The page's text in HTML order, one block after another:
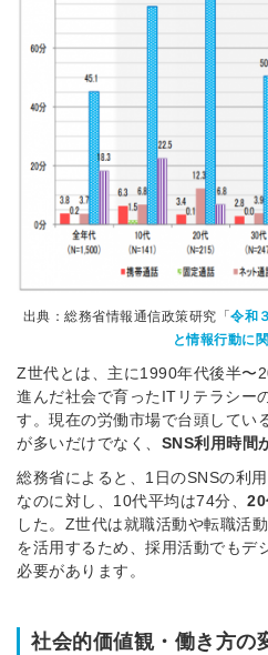
出典：総務省情報通信政策研究「 令和
と情報行動に
Z世代とは、主に1990年代後半〜
進んだ社会で育ったITリテラシー
す。現在の労働市場で台頭してい
が多いだけでなく、 SNS利用時間
総務省によると、1日のSNSの利
なのに対し、10代平均は74分、
した。Z世代は就職活動や転職活
を活用するため、採用活動でもデ
必要があります。
社会的価値観・働き方の